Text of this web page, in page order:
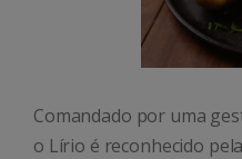
Comandado por uma
o Lírio é reconhecido